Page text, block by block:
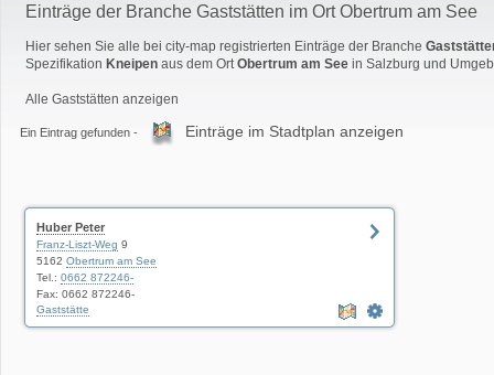
Einträge der Branche Gaststätten im Ort Obertrum am See
Hier sehen Sie alle bei city-map registrierten Einträge der Branche
Spezifikation Kneipen aus dem OrtObertrum am See in Salzburg und
Alle Gaststätten anzeigen
Ein Eintrag gefunden - Einträge im Stadtplan anzeigen
Huber Peter
Franz-Liszt-Weg 9
5162 Obertrum am See
Tel.: 0662 872246-
Fax: 0662 872246-
Gaststätte